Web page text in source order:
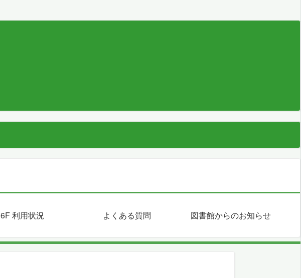
6F 利用状況 よくある質問 図書館からのお知らせ